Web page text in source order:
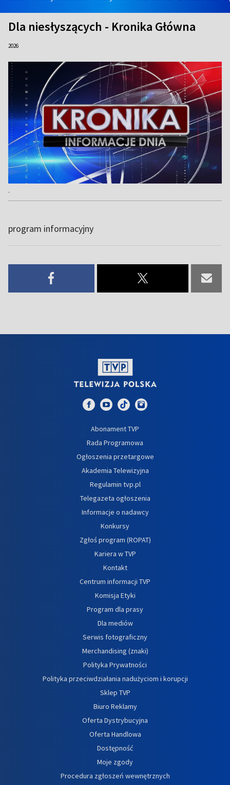
Dla niesłyszących - Kronika Główna
2026
.
program informacyjny
Abonament TVP
Rada Programowa
Ogłoszenia przetargowe
Akademia Telewizyjna
Regulamin tvp.pl
Telegazeta ogłoszenia
Informacje o nadawcy
Konkursy
Zgłoś program (ROPAT)
Kariera w TVP
Kontakt
Centrum informacji TVP
Komisja Etyki
Program dla prasy
Dla mediów
Serwis fotograficzny
Merchandising (znaki)
Polityka Prywatności
Polityka przeciwdziałania nadużyciom i korupcji
Sklep TVP
Biuro Reklamy
Oferta Dystrybucyjna
Oferta Handlowa
Dostępność
Moje zgody
Procedura zgłoszeń wewnętrznych